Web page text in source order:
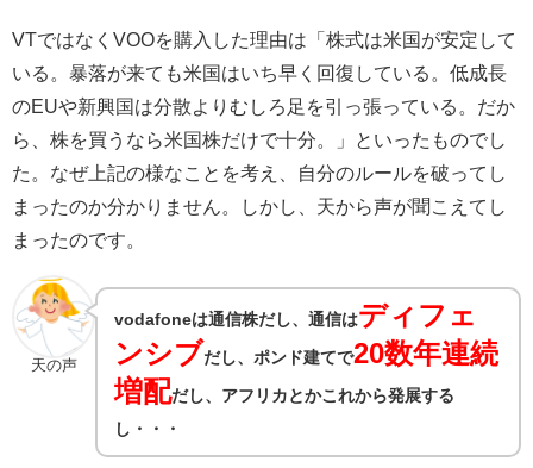
VTではなくVOOを購入した理由は「株式は米国が安定して
いる。暴落が来ても米国はいち早く回復している。低成長
のEUや新興国は分散よりむしろ足を引っ張っている。だか
ら、株を買うなら米国株だけで十分。」といったものでし
た。なぜ上記の様なことを考え、自分のルールを破ってし
まったのか分かりません。しかし、天から声が聞こえてし
まったのです。
天の声
vodafoneは通信株だし、通信はディフェ
ンシブだし、ポンド建てで20数年連続
増配だし、アフリカとかこれから発展する
し・・・